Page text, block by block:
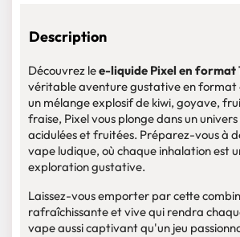
Description
Découvrez lee-liquide Pixel en format
véritable aventure gustative en format
un mélange explosif de kiwi, goyave,
fraise, Pixel vous plonge dans un
acidulées et fruitées. Préparez-vous à
vape ludique, où chaque inhalation est
exploration gustative.
Laissez-vous emporter par cette
rafraîchissante et vive qui rendra
vape aussi captivant qu'un jeu